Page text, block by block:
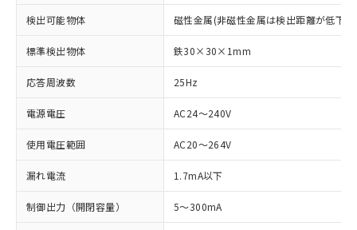
検出可能物体 磁性金属(非磁性金属は検出距離が低下
標準検出物体 鉄30×30×1mm
応答周波数 25Hz
電源電圧 AC24～240V
使用電圧範囲 AC20～264V
漏れ電流 1.7mA以下
制御出力（開閉容量） 5～300mA